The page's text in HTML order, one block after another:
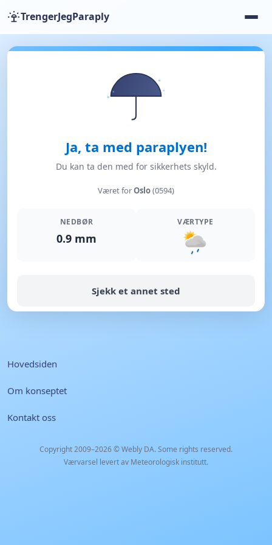
TrengerJegParaply
Ja, ta med paraplyen!
Du kan ta den med for sikkerhets skyld.
Været forOslo(0594)
NEDBØR
0.9 mm
VÆRTYPE
Sjekk et annet sted
Hovedsiden
Om konseptet
Kontakt oss
Copyright 2009–2026 ©Webly DA. Some rights reserved.
Værvarsel levert av Meteorologisk institutt.